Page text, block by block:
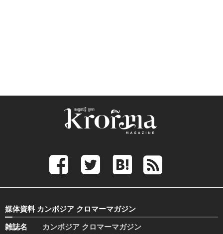
媒体資料 カンボジア クロマーマガジン
雑誌名
カンボジア クロマーマガジン